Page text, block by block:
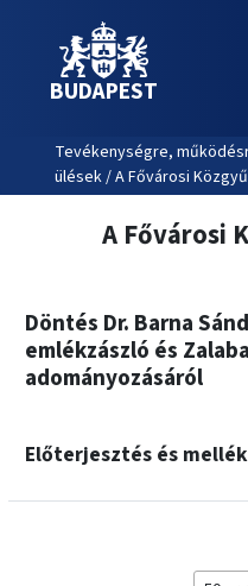
BUDAPEST
Tevékenységre,
ülések / A Fővárosi
A Fővárosi
Döntés Dr. Barna
emlékzászló és
adományozásáról
Előterjesztés és